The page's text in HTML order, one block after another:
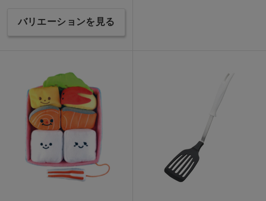
バリエーションを見る